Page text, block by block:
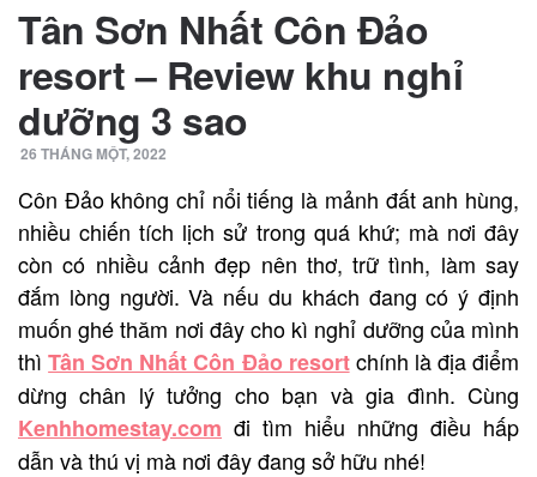
Tân Sơn Nhất Côn Đảo
resort – Review khu nghỉ
dưỡng 3 sao
26 THÁNG MỘT, 2022
Côn Đảo không chỉ nổi tiếng là mảnh đất anh hùng,
nhiều chiến tích lịch sử trong quá khứ; mà nơi đây
còn có nhiều cảnh đẹp nên thơ, trữ tình, làm say
đắm lòng người. Và nếu du khách đang có ý định
muốn ghé thăm nơi đây cho kì nghỉ dưỡng của mình
thìTân Sơn Nhất Côn Đảo resortchính là địa điểm
dừng chân lý tưởng cho bạn và gia đình. Cùng
Kenhhomestay.com đi tìm hiểu những điều hấp
dẫn và thú vị mà nơi đây đang sở hữu nhé!